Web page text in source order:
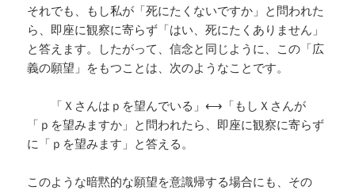
それでも、もし私が「死にたくないですか」と問われた
ら、即座に観察に寄らず「はい、死にたくありません」
と答えます。したがって、信念と同じように、この「広
義の願望」をもつことは、次のようなことです。
「Ｘさんはｐを望んでいる」⟷「もしＸさんが
「ｐを望みますか」と問われたら、即座に観察に寄らず
に「ｐを望みます」と答える。
このような暗黙的な願望を意識帰する場合にも、その